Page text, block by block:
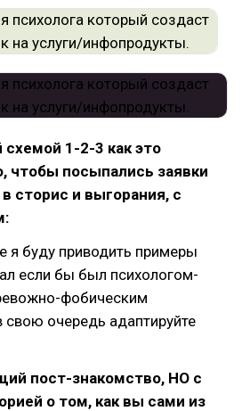
1-2-3 как это
чтобы посыпались заявки
сторис и выгорания, с
я буду приводить примеры
если бы был психологом-
фобическим
свою очередь адаптируйте
пост-знакомство, НО с
о том, как вы сами из